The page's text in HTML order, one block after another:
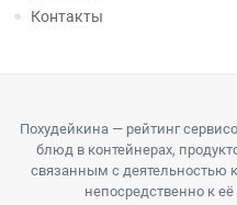
Контакты
Похудейкина — рейтинг
блюд в контейнерах,
связанным с деятельностью
непосредственно к